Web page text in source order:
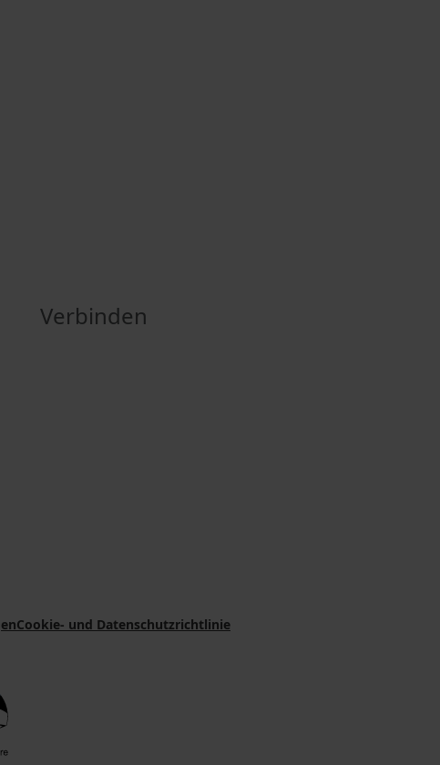
Verbinden
Cookie- und Datenschutzrichtlinie